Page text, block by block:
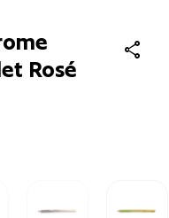
Rosé
share